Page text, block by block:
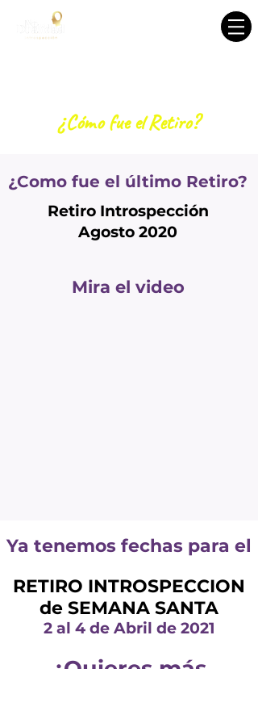
¿Cómo fue el Retiro?
¿Como fue el último Retiro?
Retiro Introspección
Agosto 2020
Mira el video
Ya tenemos fechas para el
RETIRO INTROSPECCION
de SEMANA SANTA
2 al 4 de Abril de 2021
¿Quieres más